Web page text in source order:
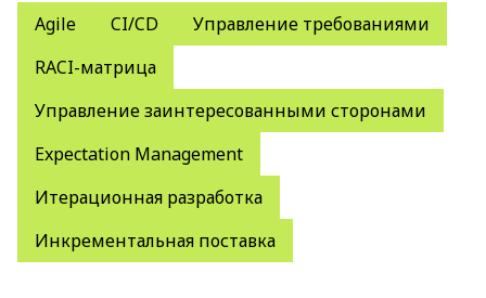
Agile CI/CD
Управление требованиями
RACI-матрица
Управление заинтересованными сторонами
Expectation Management
Итерационная разработка
Инкрементальная поставка